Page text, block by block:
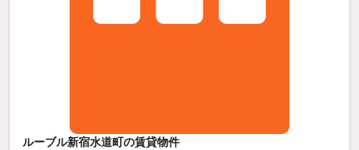
ルーブル新宿水道町の賃貸物件